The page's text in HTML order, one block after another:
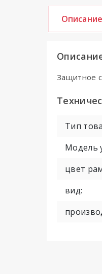
Защитное
Тип
Модель
цвет
вид: